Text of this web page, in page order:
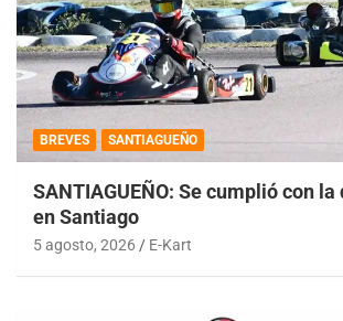
BREVES SANTIAGUEÑO
SANTIAGUEÑO: Se cumplió con
en Santiago
5 agosto, 2026 E-Kart